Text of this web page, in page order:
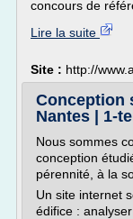
concours de
Lire la suite
Site : http://
Conception
Nantes | 1-
Nous sommes
conception
pérennité, à la
Un site internet
édifice :